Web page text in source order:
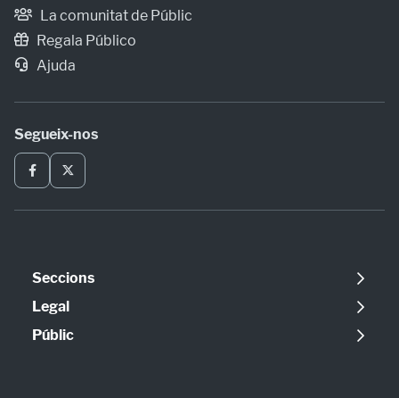
La comunitat de Públic
Regala Público
Ajuda
Segueix-nos
Seccions
Política
Opinió
Legal
Avís legal
Públic